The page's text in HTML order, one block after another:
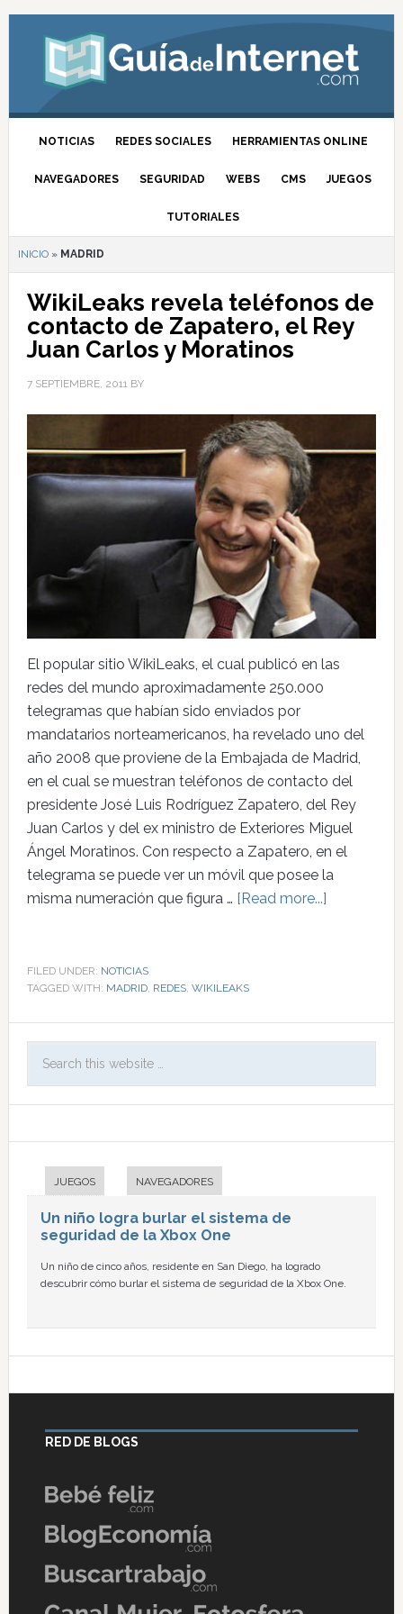
NOTICIAS REDES SOCIALES HERRAMIENTAS ONLINE
NAVEGADORES SEGURIDAD WEBS CMS JUEGOS
TUTORIALES
INICIO» MADRID
WikiLeaks revela teléfonos de
contacto de Zapatero, el Rey
Juan Carlos y Moratinos
7 SEPTIEMBRE, 2011BY
El popular sitio WikiLeaks, el cual publicó en las
redes del mundo aproximadamente 250.000
telegramas que habían sido enviados por
mandatarios norteamericanos, ha revelado uno del
año 2008 que proviene de la Embajada de Madrid,
en el cual se muestran teléfonos de contacto del
presidente José Luis Rodríguez Zapatero, del Rey
Juan Carlos y del ex ministro de Exteriores Miguel
Ángel Moratinos. Con respecto a Zapatero, en el
telegrama se puede ver un móvil que posee la
misma numeración que figura … [Read more...]
FILED UNDER: NOTICIAS
TAGGED WITH: MADRID, REDES, WIKILEAKS
JUEGOS NAVEGADORES
Un niño logra burlar el sistema de
seguridad de la Xbox One
Un niño de cinco años, residente en San Diego, ha logrado
descubrir cómo burlar el sistema de seguridad de la Xbox One.
RED DE BLOGS